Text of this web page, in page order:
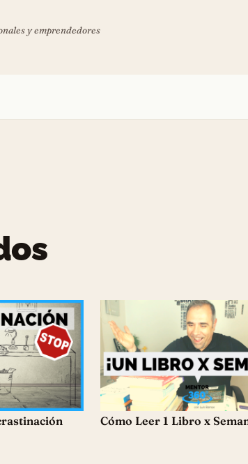
y emprendedores
Cómo Leer 1 Libro x